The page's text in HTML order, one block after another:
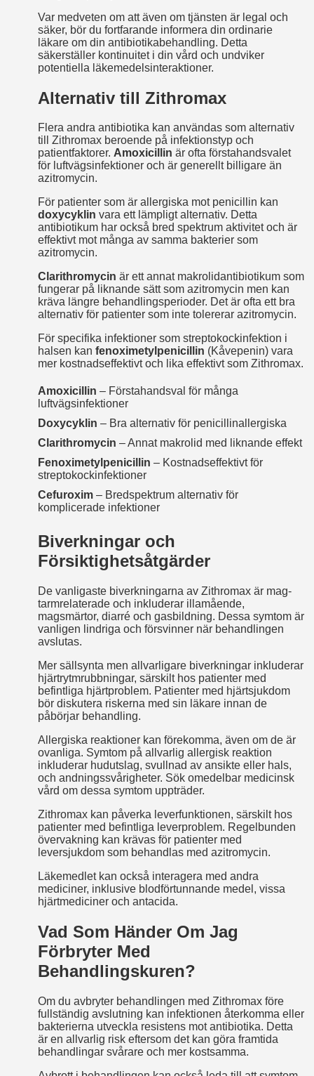
Var medveten om att även om tjänsten är legal och
säker, bör du fortfarande informera din ordinarie
läkare om din antibiotikabehandling. Detta
säkerställer kontinuitet i din vård och undviker
potentiella läkemedelsinteraktioner.
Alternativ till Zithromax
Flera andra antibiotika kan användas som alternativ
till Zithromax beroende på infektionstyp och
patientfaktorer. Amoxicillin är ofta förstahandsvalet
för luftvägsinfektioner och är generellt billigare än
azitromycin.
För patienter som är allergiska mot penicillin kan
doxycyklin vara ett lämpligt alternativ. Detta
antibiotikum har också bred spektrum aktivitet och är
effektivt mot många av samma bakterier som
azitromycin.
Clarithromycin är ett annat makrolid­antibiotikum som
fungerar på liknande sätt som azitromycin men kan
kräva längre behandlingsperioder. Det är ofta ett bra
alternativ för patienter som inte tolererar azitromycin.
För specifika infektioner som streptokockinfektion i
halsen kan fenoximetylpenicillin (Kåvepenin) vara
mer kostnadseffektivt och lika effektivt som Zithromax.
Amoxicillin – Förstahands­val för många
luftvägsinfektioner
Doxycyklin – Bra alternativ för penicillin­allergiska
Clarithromycin – Annat makrolid med liknande effekt
Fenoximetylpenicillin – Kostnadseffektivt för
streptokockinfektioner
Cefuroxim– Bredspektrum alternativ för
komplicerade infektioner
Biverkningar och
Försiktighetsåtgärder
De vanligaste biverkningarna av Zithromax är mag­
tarmrelaterade och inkluderar illamående,
magsmärtor, diarré och gasbildning. Dessa symtom är
vanligen lindriga och försvinner när behandlingen
avslutas.
Mer sällsynta men allvarligare biverkningar inkluderar
hjärtrytm­rubbningar, särskilt hos patienter med
befintliga hjärtproblem. Patienter med hjärtsjukdom
bör diskutera riskerna med sin läkare innan de
påbörjar behandling.
Allergiska reaktioner kan förekomma, även om de är
ovanliga. Symtom på allvarlig allergisk reaktion
inkluderar hudutslag, svullnad av ansikte eller hals,
och andningssvårigheter. Sök omedelbar medicinsk
vård om dessa symtom uppträder.
Zithromax kan påverka leverfunktionen, särskilt hos
patienter med befintliga leverproblem. Regelbunden
övervakning kan krävas för patienter med
leversjukdom som behandlas med azitromycin.
Läkemedlet kan också interagera med andra
mediciner, inklusive blodförtunnande medel, vissa
hjärtmediciner och antacida.
Vad Som Händer Om Jag
Förbryter Med
Behandlingskuren?
Om du avbryter behandlingen med Zithromax före
fullständig avslutning kan infektionen återkomma eller
bakterierna utveckla resistens mot antibiotika. Detta
är en allvarlig risk eftersom det kan göra framtida
behandlingar svårare och mer kostsamma.